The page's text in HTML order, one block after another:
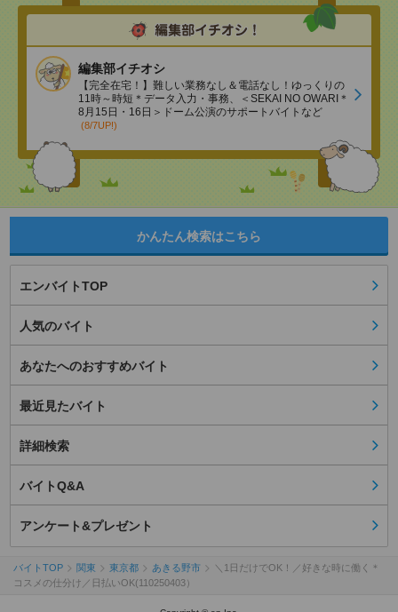
編集部イチオシ
【完全在宅！】難しい業務なし＆電話なし！ゆっくりの
11時～時短＊データ入力・事務、＜SEKAI NO OWARI＊
8月15日・16日＞ドーム公演のサポートバイトなど
(8/7UP!)
かんたん検索はこちら
エンバイトTOP
人気のバイト
あなたへのおすすめバイト
最近見たバイト
詳細検索
バイトQ&A
アンケート&プレゼント
バイトTOP 関東 東京都 あきる野市
＼1日だけでOK！／好きな時に働く＊
コスメの仕分け／日払いOK(110250403）